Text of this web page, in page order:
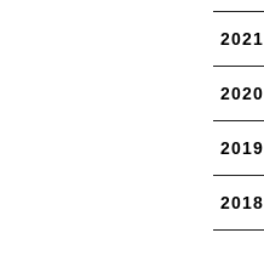
2021
2020
2019
2018